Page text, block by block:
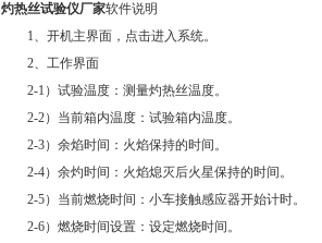
灼热丝试验仪厂家软件说明
1、开机主界面，点击进入系统。
2、工作界面
2-1）试验温度：测量灼热丝温度。
2-2）当前箱内温度：试验箱内温度。
2-3）余焰时间：火焰保持的时间。
2-4）余灼时间：火焰熄灭后火星保持的时间。
2-5）当前燃烧时间：小车接触感应器开始计时。
2-6）燃烧时间设置：设定燃烧时间。